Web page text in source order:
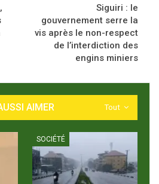
Siguiri : le
gouvernement serre la
vis après le non-respect
de l’interdiction des
engins miniers
Tout
AIMER
SOCIÉTÉ